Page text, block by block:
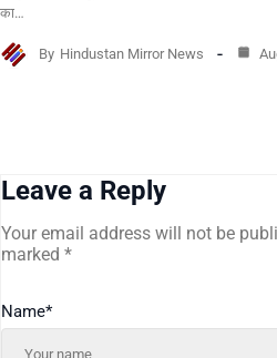
का…
By Hindustan Mirror News
Leave a Reply
Your email address will not be
marked *
Name*